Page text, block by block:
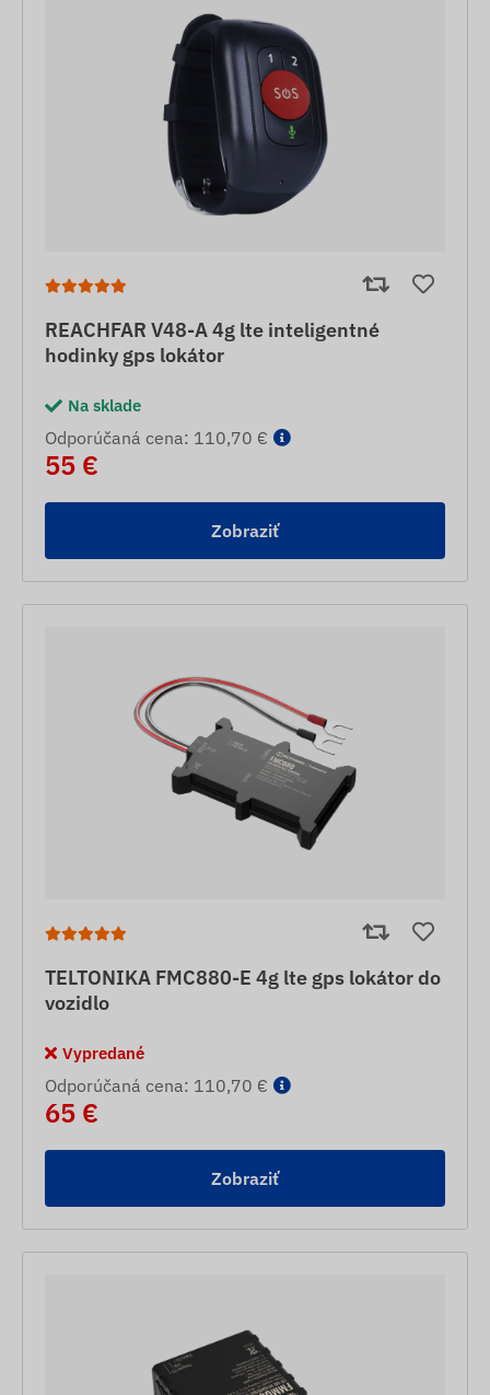
REACHFAR V48-A 4g lte inteligentné
hodinky gps lokátor
Na sklade
Odporúčaná cena: 110,70 €
55 €
Zobraziť
TELTONIKA FMC880-E 4g lte gps lokátor do
vozidlo
Vypredané
Odporúčaná cena: 110,70 €
65 €
Zobraziť